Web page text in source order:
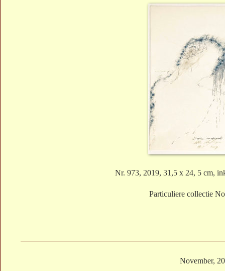
Nr. 973, 2019, 31,5 x 24, 5 cm,
Particuliere collectie
November,